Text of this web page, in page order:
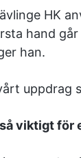
HK
hand
han.
uppdrag
viktigt för